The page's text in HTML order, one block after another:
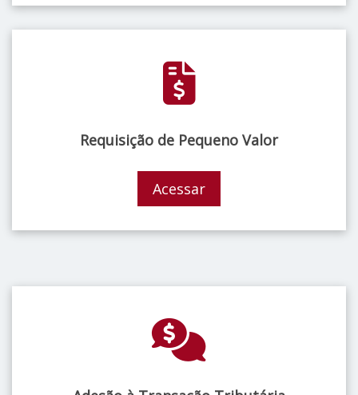
Requisição de Pequeno Valor
Acessar